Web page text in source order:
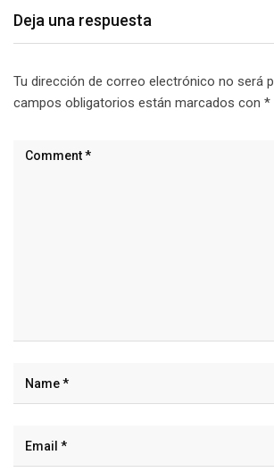
Deja una respuesta
Tu dirección de correo electrónico no será
campos obligatorios están marcados con *